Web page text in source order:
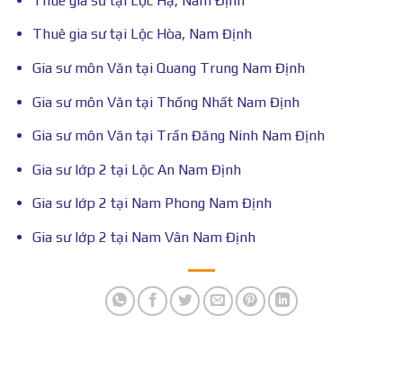
Thuê gia sư tại Lộc Hòa, Nam Định
Gia sư môn Văn tại Quang Trung Nam Định
Gia sư môn Văn tại Thống Nhất Nam Định
Gia sư môn Văn tại Trần Đăng Ninh Nam Định
Gia sư lớp 2 tại Lộc An Nam Định
Gia sư lớp 2 tại Nam Phong Nam Định
Gia sư lớp 2 tại Nam Vân Nam Định